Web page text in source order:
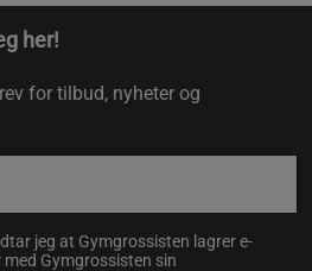
her!
for tilbud, nyheter og
jeg at Gymgrossisten lagrer e-
Gymgrossisten sin